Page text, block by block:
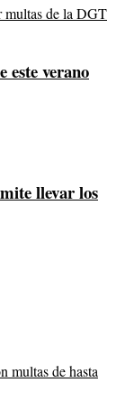
este verano
llevar los